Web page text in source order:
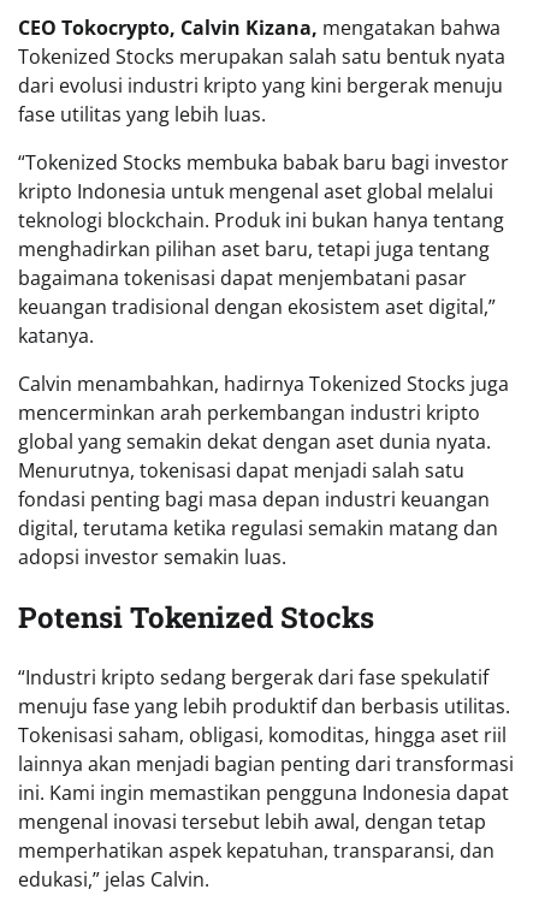
CEO Tokocrypto, Calvin Kizana, mengatakan bahwa
Tokenized Stocks merupakan salah satu bentuk nyata
dari evolusi industri kripto yang kini bergerak menuju
fase utilitas yang lebih luas.
“Tokenized Stocks membuka babak baru bagi investor
kripto Indonesia untuk mengenal aset global melalui
teknologi blockchain. Produk ini bukan hanya tentang
menghadirkan pilihan aset baru, tetapi juga tentang
bagaimana tokenisasi dapat menjembatani pasar
keuangan tradisional dengan ekosistem aset digital,”
katanya.
Calvin menambahkan, hadirnya Tokenized Stocks juga
mencerminkan arah perkembangan industri kripto
global yang semakin dekat dengan aset dunia nyata.
Menurutnya, tokenisasi dapat menjadi salah satu
fondasi penting bagi masa depan industri keuangan
digital, terutama ketika regulasi semakin matang dan
adopsi investor semakin luas.
Potensi Tokenized Stocks
“Industri kripto sedang bergerak dari fase spekulatif
menuju fase yang lebih produktif dan berbasis utilitas.
Tokenisasi saham, obligasi, komoditas, hingga aset riil
lainnya akan menjadi bagian penting dari transformasi
ini. Kami ingin memastikan pengguna Indonesia dapat
mengenal inovasi tersebut lebih awal, dengan tetap
memperhatikan aspek kepatuhan, transparansi, dan
edukasi,” jelas Calvin.